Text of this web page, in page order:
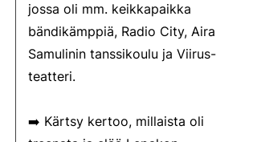
jossa oli mm. keikkapaikka
bändikämppiä, Radio City, Aira
Samulinin tanssikoulu ja Viirus-
teatteri.
➡️ Kärtsy kertoo, millaista oli